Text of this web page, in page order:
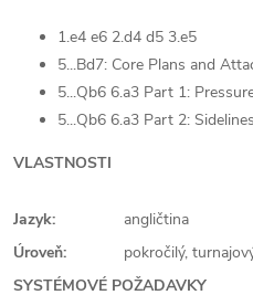
1.e4 e6 2.d4 d5 3.e5
5...Bd7: Core Plans and
5...Qb6 6.a3 Part 1:
5...Qb6 6.a3 Part 2:
VLASTNOSTI
Jazyk:
angličtina
Úroveň:
pokročilý,
SYSTÉMOVÉ POŽADAVKY